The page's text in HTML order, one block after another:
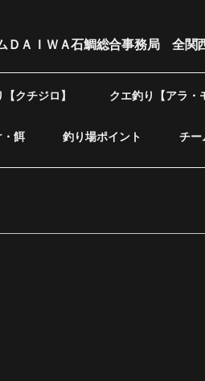
ＡＩＷＡ石鯛総合事務局 全
クチジロ】 クエ釣り【アラ・
・餌 釣り場ポイント チー